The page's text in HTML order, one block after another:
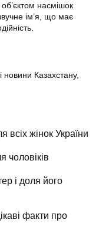
насмішок
ім’я, що має
новини Казахстану,
всіх жінок України
чоловіків
і доля його
факти про